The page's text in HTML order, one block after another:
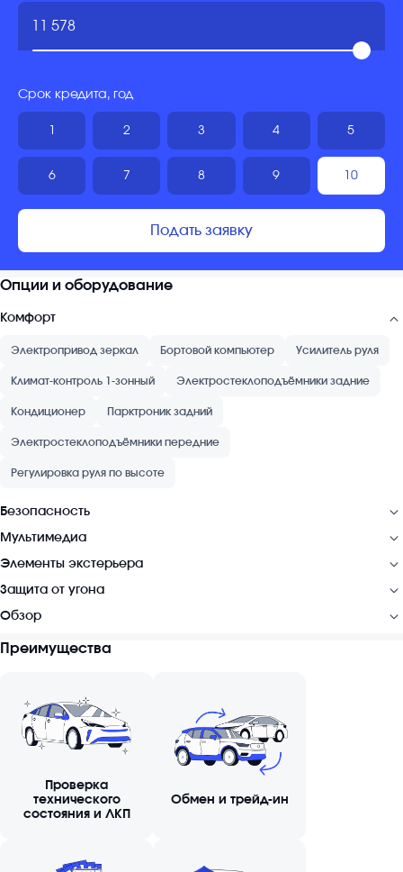
Срок кредита, год
2 3 4 5
6 7 8 9 10
Подать заявку
Опции и оборудование
Комфорт
Электропривод зеркал Бортовой компьютер Усилитель руля
Климат-контроль 1-зонный Электростеклоподъёмники задние
Кондиционер Парктроник задний
Электростеклоподъёмники передние
Регулировка руля по высоте
Безопасность
Мультимедиа
Элементы экстерьера
Защита от угона
Обзор
Преимущества
Проверка
технического
состояния и ЛКП
Обмен и трейд-ин